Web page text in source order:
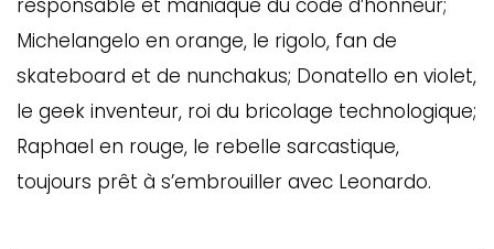
responsable et maniaque du code d’honneur;
Michelangelo en orange, le rigolo, fan de
skateboard et de nunchakus; Donatello en violet,
le geek inventeur, roi du bricolage technologique;
Raphael en rouge, le rebelle sarcastique,
toujours prêt à s’embrouiller avec Leonardo.